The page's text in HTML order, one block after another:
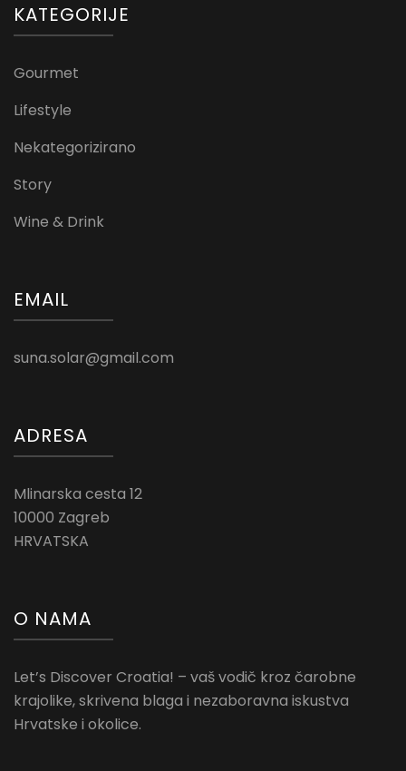
KATEGORIJE
Gourmet
Lifestyle
Nekategorizirano
Story
Wine & Drink
EMAIL
suna.solar@gmail.com
ADRESA
Mlinarska cesta 12
10000 Zagreb
HRVATSKA
O NAMA
Let’s Discover Croatia! – vaš vodič kroz čarobne
krajolike, skrivena blaga i nezaboravna iskustva
Hrvatske i okolice.